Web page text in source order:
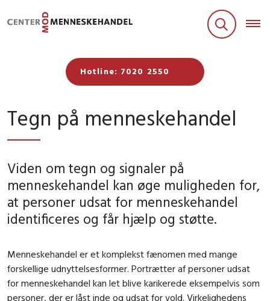
Hotline: 7020 2550
Tegn på menneskehandel
Viden om tegn og signaler på
menneskehandel kan øge muligheden for,
at personer udsat for menneskehandel
identificeres og får hjælp og støtte.
Menneskehandel er et komplekst fænomen med mange
forskellige udnyttelsesformer. Portrætter af personer udsat
for menneskehandel kan let blive karikerede eksempelvis som
personer, der er låst inde og udsat for vold. Virkelighedens